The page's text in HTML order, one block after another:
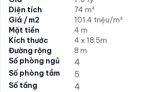
Diện tích
74 m²
Giá / m2
101.4 triệu/m²
Mặt tiền
4 m
Kích thước
4 x 18.5m
Đường rộng
8 m
Số phòng ngủ
4
Số phòng tắm 5
Số tầng 4